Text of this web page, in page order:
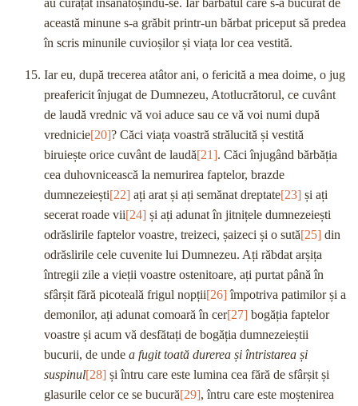
această minune s-a grăbit printr-un bărbat priceput să predea
în scris minunile cuvioșilor și viața lor cea vestită.
Iar eu, după trecerea atâtor ani, o fericită a mea doime, o jug
preafericit înjugat de Dumnezeu, Atotlucrătorul, ce cuvânt
de laudă vrednic vă voi aduce sau ce vă voi numi după
vrednicie[20]? Căci viața voastră strălucită și vestită
biruiește orice cuvânt de laudă[21]. Căci înjugând bărbăția
cea duhovnicească la nemurirea faptelor, brazde
dumnezeiești[22] ați arat și ați semănat dreptate[23] și ați
secerat roade vii[24] și ați adunat în jitnițele dumnezeiești
odrăslirile faptelor voastre, treizeci, șaizeci și o sută[25] din
odrăslirile cele cuvenite lui Dumnezeu. Ați răbdat arșița
întregii zile a vieții voastre ostenitoare, ați purtat până în
sfârșit fără picoteală frigul nopții[26]împotriva patimilor și a
demonilor, ați adunat comoară în cer[27] bogăția faptelor
voastre și acum vă desfătați de bogăția dumnezeieștii
bucurii, de unde a fugit toată durerea și întristarea și
suspinul[28] și întru care este lumina cea fără de sfârșit și
glasurile celor ce se bucură[29], întru care este moștenirea